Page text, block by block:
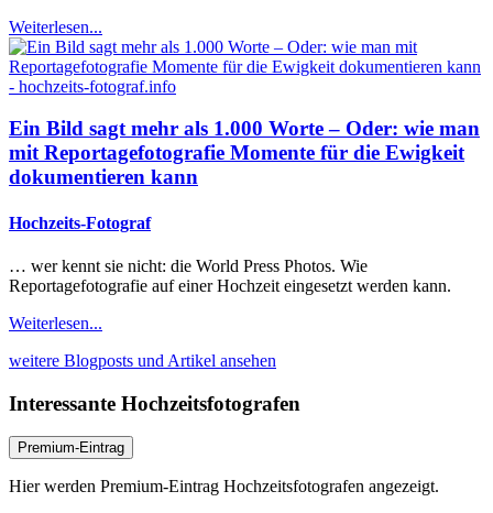
Weiterlesen...
Ein Bild sagt mehr als 1.000 Worte – Oder: wie man
mit Reportagefotografie Momente für die Ewigkeit
dokumentieren kann
Hochzeits-Fotograf
… wer kennt sie nicht: die World Press Photos. Wie
Reportagefotografie auf einer Hochzeit eingesetzt werden kann.
Weiterlesen...
weitere Blogposts und Artikel ansehen
Interessante Hochzeitsfotografen
Premium-Eintrag
Hier werden Premium-Eintrag Hochzeitsfotografen angezeigt.